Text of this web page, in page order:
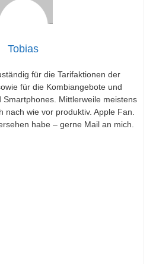
Tobias
für die Tarifaktionen der
für die Kombiangebote und
Smartphones. Mittlerweile meistens
nach wie vor produktiv. Apple Fan.
habe – gerne Mail an mich.